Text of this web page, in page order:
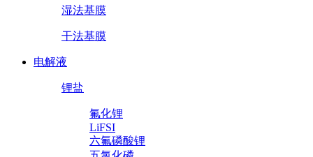
湿法基膜
干法基膜
电解液
锂盐
氟化锂
LiFSI
六氟磷酸锂